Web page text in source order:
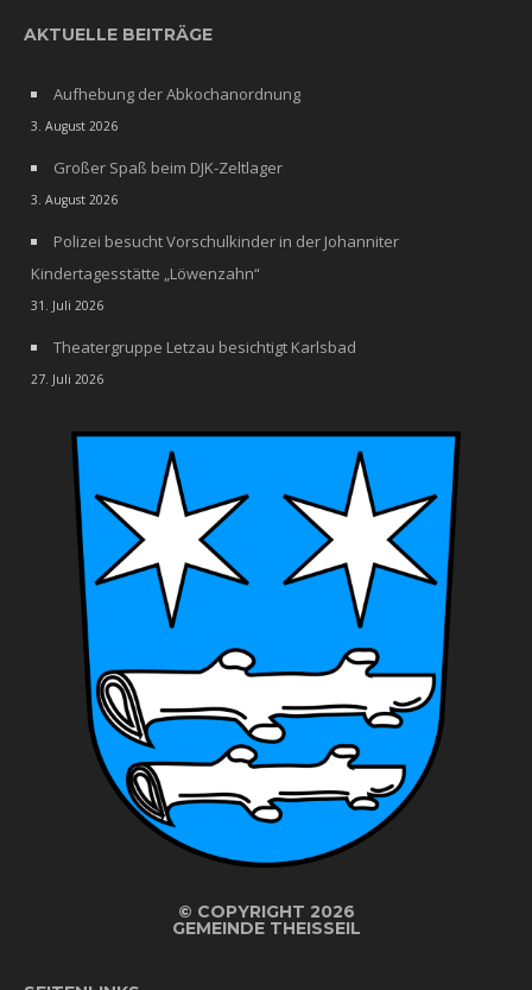
AKTUELLE BEITRÄGE
Aufhebung der Abkochanordnung
3. August 2026
Großer Spaß beim DJK-Zeltlager
3. August 2026
Polizei besucht Vorschulkinder in der Johanniter
Kindertagesstätte „Löwenzahn“
31. Juli 2026
Theatergruppe Letzau besichtigt Karlsbad
27. Juli 2026
© COPYRIGHT 2026
GEMEINDE THEISSEIL